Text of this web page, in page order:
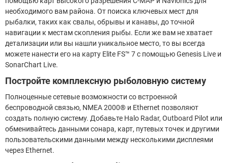
необходимого вам района. От поиска ключевых мест для
рыбалки, таких как свалы, обрывы и канавы, до точной
навигации к местам скопления рыбы. Если же вам не хватает
детализации или вы нашли уникальное место, то вы всегда
можете нанести его на карту Elite FS™ 7 с помощью Genesis Live и
SonarChart Live.
Постройте комплексную рыболовную систему
Полноценные сетевые возможности со встроенной
беспроводной связью, NMEA 2000® и Ethernet позволяют
создать полную систему. Добавьте Halo Radar, Outboard Pilot или
обменивайтесь данными сонара, карт, путевых точек и другими
пользовательскими данными между несколькими дисплеями
через Ethernet.